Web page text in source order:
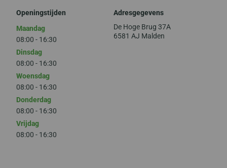
Openingstijden
Maandag
08:00 - 16:30
Dinsdag
08:00 - 16:30
Woensdag
08:00 - 16:30
Donderdag
08:00 - 16:30
Vrijdag
08:00 - 16:30
Adresgegevens
De Hoge Brug 37A
6581 AJ Malden